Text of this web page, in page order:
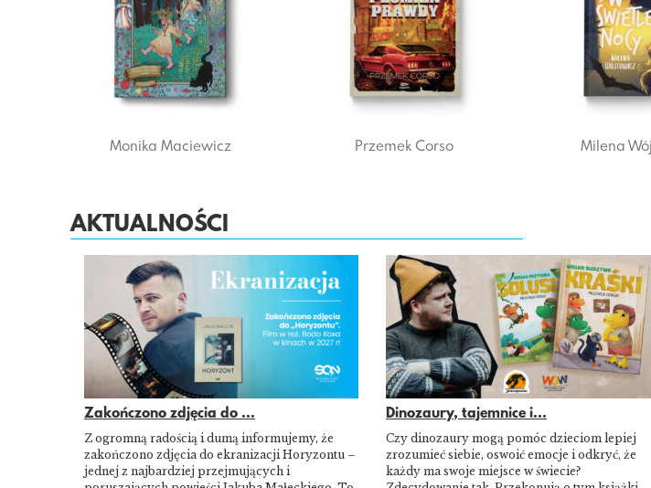
Monika Maciewicz Przemek Corso Milena
AKTUALNOŚCI
Zakończono zdjęcia do ...
Z ogromną radością i dumą informujemy, że
zakończono zdjęcia do ekranizacji Horyzontu –
jednej z najbardziej przejmujących i
Dinozaury, tajemnice i...
Czy dinozaury mogą pomóc dzieciom lepiej
zrozumieć siebie, oswoić emocje i odkryć, że
każdy ma swoje miejsce w świecie?